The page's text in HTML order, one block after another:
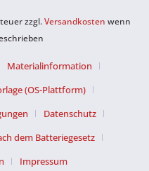
zzgl.Versandkosten wenn
Materialinformation
(OS-Plattform)
Datenschutz
dem Batteriegesetz
Impressum